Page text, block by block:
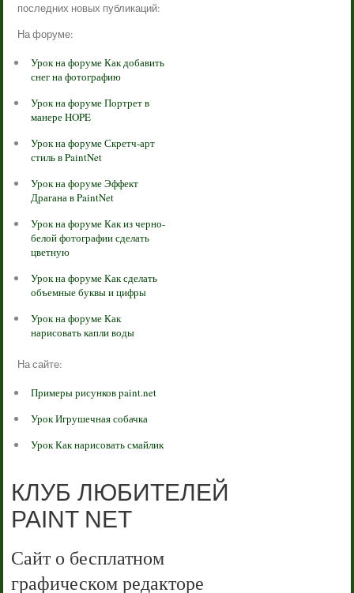
последних новых публикаций:
На форуме:
Урок на форуме Как добавить
снег на фотографию
Урок на форуме Портрет в
манере HOPE
Урок на форуме Скретч-арт
стиль в PaintNet
Урок на форуме Эффект
Драгана в PaintNet
Урок на форуме Как из черно-
белой фотографии сделать
цветную
Урок на форуме Как сделать
объемные буквы и цифры
Урок на форуме Как
нарисовать капли воды
На сайте:
Примеры рисунков paint.net
Урок Игрушечная собачка
Урок Как нарисовать смайлик
КЛУБ ЛЮБИТЕЛЕЙ
PAINT NET
Сайт о бесплатном
графическом редакторе